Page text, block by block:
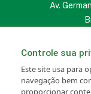
Av.
Controle sua
Este site usa para
navegação bem
proporcionar